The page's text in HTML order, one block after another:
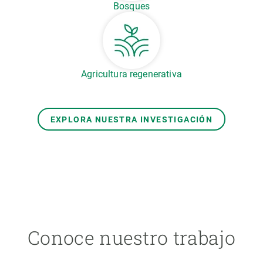
Bosques
Agricultura regenerativa
EXPLORA NUESTRA INVESTIGACIÓN
Conoce nuestro trabajo